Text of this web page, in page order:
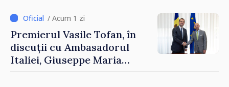
/ Acum 1 zi
Premierul Vasile Tofan, în
discuții cu Ambasadorul
Italiei, Giuseppe Maria